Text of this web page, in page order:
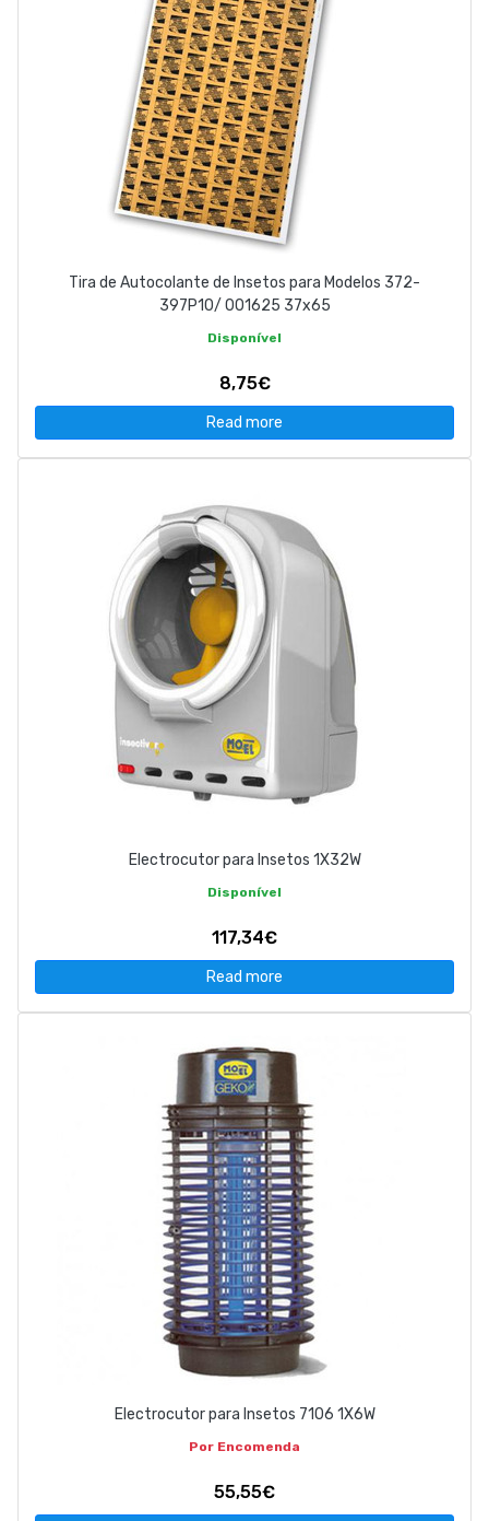
Tira de Autocolante de Insetos para Modelos 372-
397P10/ 001625 37x65
Disponível
8,75€
Read more
Electrocutor para Insetos 1X32W
Disponível
117,34€
Read more
Electrocutor para Insetos 7106 1X6W
Por Encomenda
55,55€